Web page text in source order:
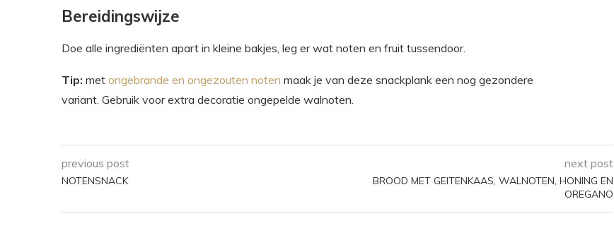
Bereidingswijze
Doe alle ingrediënten apart in kleine bakjes, leg er wat noten en fruit tussendoor.
Tip: met ongebrande en ongezouten noten maak je van deze snackplank een nog gezondere
variant. Gebruik voor extra decoratie ongepelde walnoten.
previous post
NOTENSNACK
next post
BROOD MET GEITENKAAS, WALNOTEN, HONING EN
OREGANO